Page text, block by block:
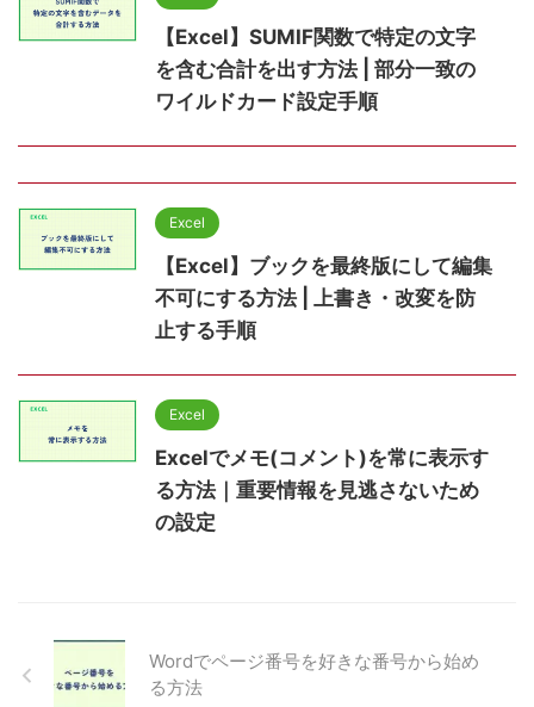
【Excel】SUMIF関数で特定の文字
を含む合計を出す方法 | 部分一致の
ワイルドカード設定手順
Excel
【Excel】ブックを最終版にして編集
不可にする方法 | 上書き・改変を防
止する手順
Excel
Excelでメモ(コメント)を常に表示す
る方法｜重要情報を見逃さないため
の設定
Wordでページ番号を好きな番号から始め
る方法